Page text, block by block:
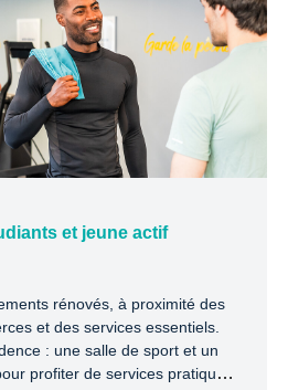
et jeune actif
rénovés, à proximité des
et des services essentiels.
: une salle de sport et un
profiter de services pratiques,